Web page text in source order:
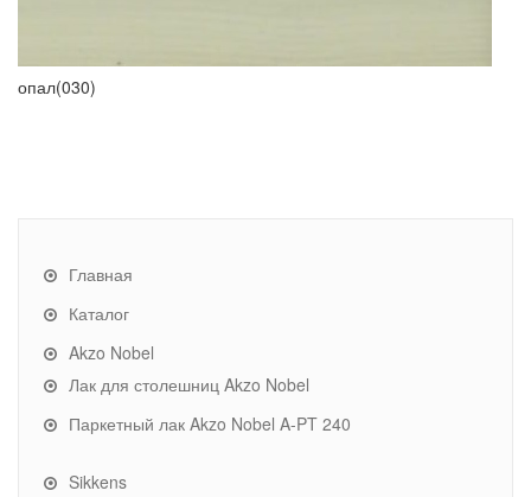
опал(030)
Главная
Каталог
Akzo Nobel
Лак для столешниц Akzo Nobel
Паркетный лак Akzo Nobel A-PT 240
Sikkens